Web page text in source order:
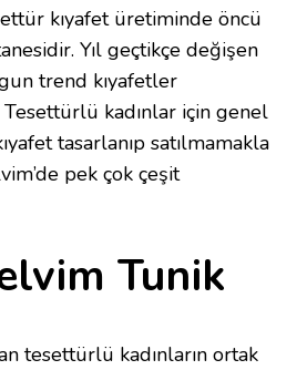
kıyafet üretiminde öncü
Yıl geçtikçe değişen
trend kıyafetler
Tesettürlü kadınlar için genel
tasarlanıp satılmamakla
pek çok çeşit
Tunik
tesettürlü kadınların ortak